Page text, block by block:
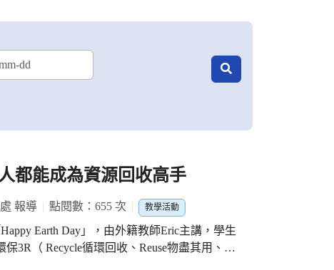
都能成為資源回收高手
報導 點閱數：655 次 教學活動
Earth Day」，由外籍教師Eric主講，學生
3R（ Recycle循環回收、Reuse物盡其用、